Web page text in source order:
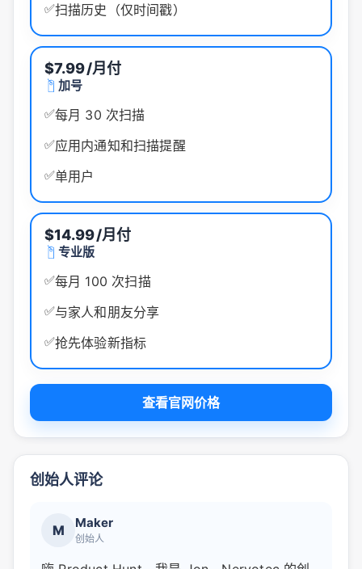
✅扫描历史（仅时间戳）
$7.99/月付
加号
✅每月 30 次扫描
✅应用内通知和扫描提醒
✅单用户
$14.99/月付
专业版
✅每月 100 次扫描
✅与家人和朋友分享
✅抢先体验新指标
查看官网价格
创始人评论
M Maker
创始人